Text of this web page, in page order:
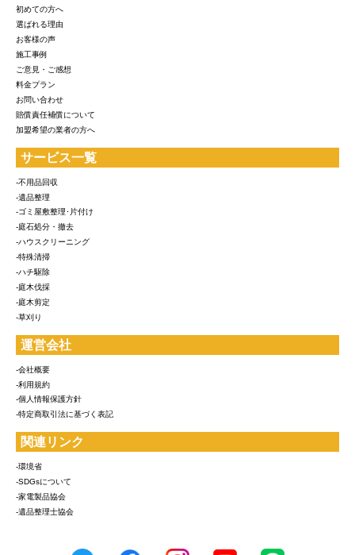
初めての方へ
選ばれる理由
お客様の声
施工事例
ご意見・ご感想
料金プラン
お問い合わせ
賠償責任補償について
加盟希望の業者の方へ
サービス一覧
-不用品回収
-遺品整理
-ゴミ屋敷整理･片付け
-庭石処分・撤去
-ハウスクリーニング
-特殊清掃
-ハチ駆除
-庭木伐採
-庭木剪定
-草刈り
運営会社
-会社概要
-利用規約
-個人情報保護方針
-特定商取引法に基づく表記
関連リンク
-環境省
-SDGsについて
-家電製品協会
-遺品整理士協会